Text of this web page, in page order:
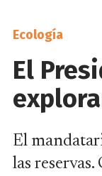
Ecología
El
El
las